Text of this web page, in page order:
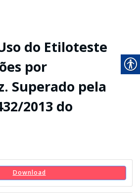
do Etiloteste
por
Superado pela
2013 do
Download